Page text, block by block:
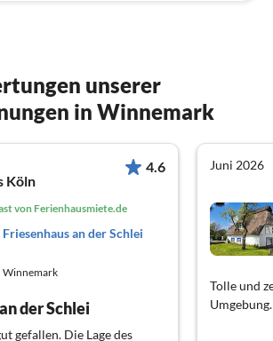
unserer
in Winnemark
Köln
4.6
von Ferienhausmiete.de
Friesenhaus an der Schlei
Winnemark
der Schlei
gefallen. Die Lage des
Juni 2026
Tolle und